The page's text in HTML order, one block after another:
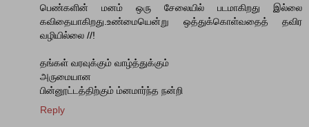
பெண்களின் மனம் ஒரு சேலையில் படமாகிறது இல்லை
கவிதையாகிறது.உண்மையென்று ஒத்துக்கொள்வதைத் தவிர
வழியில்லை //!
தங்கள் வரவுக்கும் வாழ்த்துக்கும்
அருமையான
பின்னூட்டத்திற்கும் ம்னமார்ந்த நன்றி
Reply